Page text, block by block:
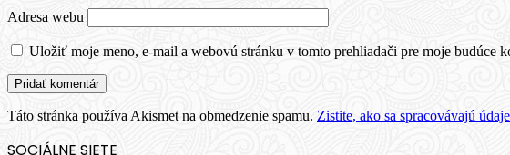
Adresa webu
Uložiť moje meno, e-mail a webovú stránku v tomto prehliadači pre moje budúce
Táto stránka používa Akismet na obmedzenie spamu. Zistite, ako sa spracovávajú
SOCIÁLNE SIETE